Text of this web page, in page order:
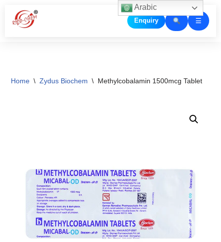
Skip
Enquiry ☰
Home \ Zydus Biochem \ Methylcobalamin 1500mcg Tablet
Arabic